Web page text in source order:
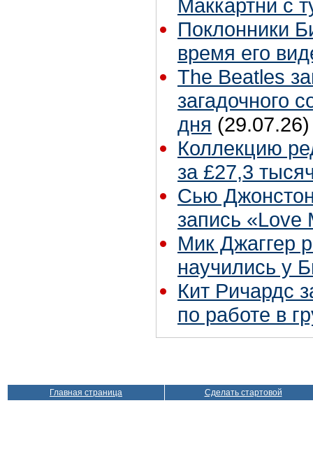
Маккартни с
Поклонники
время его
The Beatles
загадочного
дня (29.07.26)
Коллекцию
за £27,3
Сью
запись «Love
Мик Джаггер
научились у
Кит Ричардс
по работе в
Главная страница Сделать стартовой